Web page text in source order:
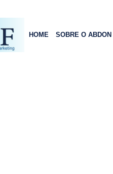
HOME SOBRE O ABDON